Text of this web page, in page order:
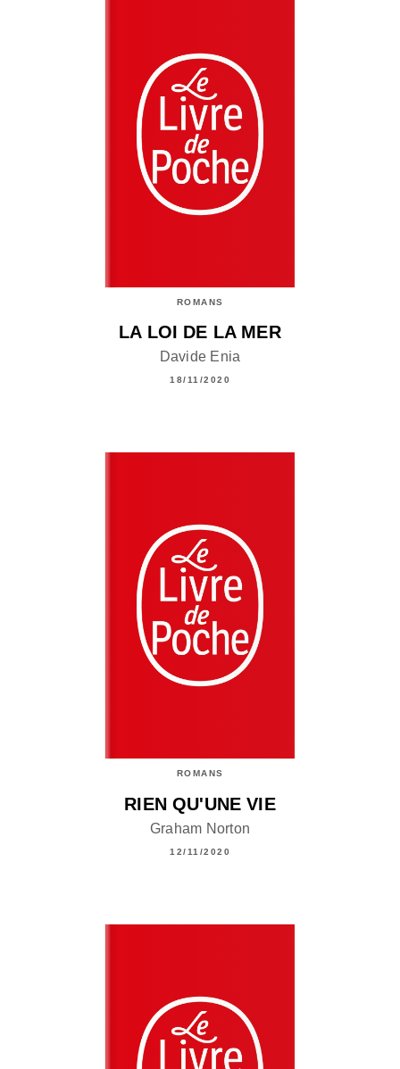
ROMANS
LA LOI DE LA MER
Davide Enia
18/11/2020
ROMANS
RIEN QU'UNE VIE
Graham Norton
12/11/2020